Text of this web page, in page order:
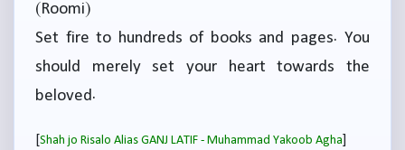
(Roomi)
Set fire to hundreds of books and pages. You
should merely set your heart towards the
beloved.
[Shah jo Risalo Alias GANJ LATIF - Muhammad Yakoob Agha